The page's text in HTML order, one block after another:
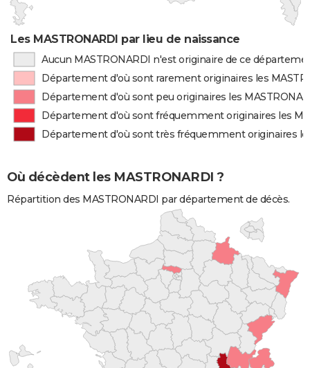
Les MASTRONARDI par lieu de naissance
Aucun MASTRONARDI n'est originaire de ce
Département d'où sont rarement originaires les
Département d'où sont peu originaires les
Département d'où sont fréquemment originaires les
Département d'où sont très fréquemment originaires
Où décèdent les MASTRONARDI ?
Répartition des MASTRONARDI par département de décès.